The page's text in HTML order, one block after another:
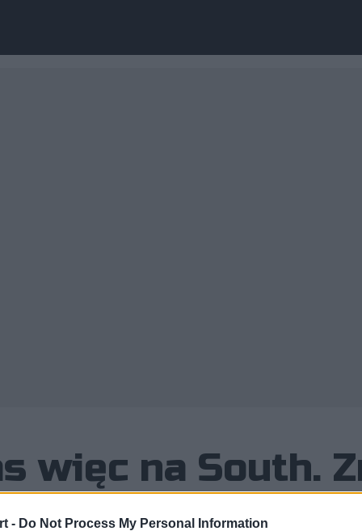
- Do Not Process My Personal Information
więc na South.
MSL-a